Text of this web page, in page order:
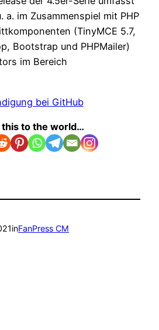
a. im Zusammenspiel mit PHP
(TinyMCE 5.7,
Bootstrap und PHPMailer)
im Bereich
bei GitHub
this to the world…
inFanPress CM